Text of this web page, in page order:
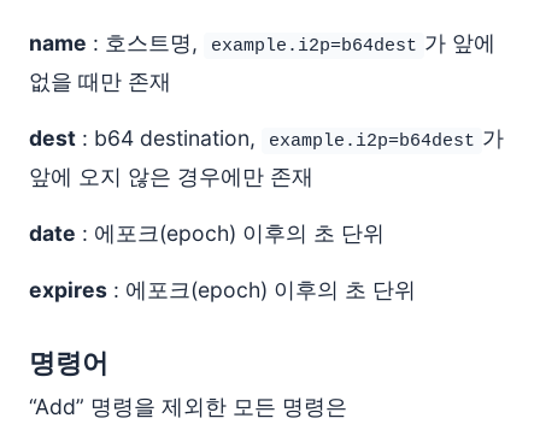
name : 호스트명, example.i2p=b64dest 가 앞에
없을 때만 존재
dest : b64 destination, example.i2p=b64dest 가
앞에 오지 않은 경우에만 존재
date : 에포크(epoch) 이후의 초 단위
expires : 에포크(epoch) 이후의 초 단위
명령어
“Add” 명령을 제외한 모든 명령은